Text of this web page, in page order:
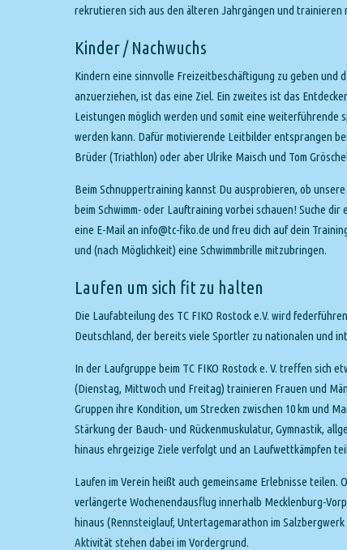
rekrutieren sich aus den älteren Jahrgängen und
Kinder / Nachwuchs
Kindern eine sinnvolle Freizeitbeschäftigung zu geben und
anzuerziehen, ist das eine Ziel. Ein zweites ist das
Leistungen möglich werden und somit eine
werden kann. Dafür motivierende Leitbilder entsprangen
Brüder (Triathlon) oder aber Ulrike Maisch und Tom
Beim Schnuppertraining kannst Du ausprobieren, ob
beim Schwimm- oder Lauftraining vorbei schauen! Suche
eine E-Mail an info@tc-fiko.de und freu dich auf dein
und (nach Möglichkeit) eine Schwimmbrille mitzubringen.
Laufen um sich fit zu halten
Die Laufabteilung des TC FIKO Rostock e.V. wird
Deutschland, der bereits viele Sportler zu nationalen und
In der Laufgruppe beim TC FIKO Rostock e. V. treffen sich
(Dienstag, Mittwoch und Freitag) trainieren Frauen und
Gruppen ihre Kondition, um Strecken zwischen 10 km und
Stärkung der Bauch- und Rückenmuskulatur, Gymnastik,
hinaus ehrgeizige Ziele verfolgt und an Laufwettkämpfen
Laufen im Verein heißt auch gemeinsame Erlebnisse
verlängerte Wochenendausflug innerhalb Mecklenburg-
hinaus (Rennsteiglauf, Untertagemarathon im
Aktivität stehen dabei im Vordergrund.